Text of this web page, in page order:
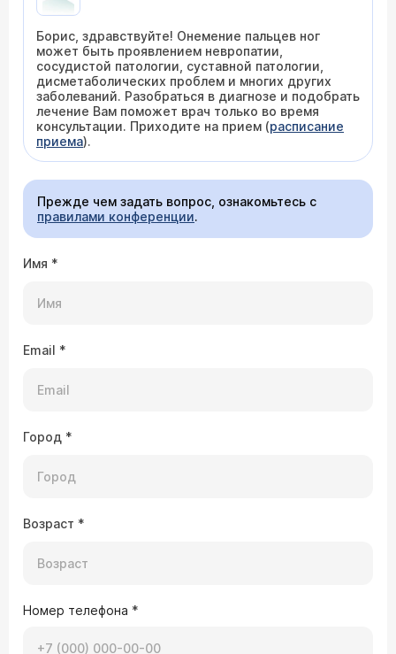
Борис, здравствуйте! Онемение пальцев ног
может быть проявлением невропатии,
сосудистой патологии, суставной патологии,
дисметаболических проблем и многих других
заболеваний. Разобраться в диагнозе и подобрать
лечение Вам поможет врач только во время
консультации. Приходите на прием (расписание
приема).
Прежде чем задать вопрос, ознакомьтесь с
правилами конференции.
Имя *
Email *
Город *
Возраст *
Номер телефона *